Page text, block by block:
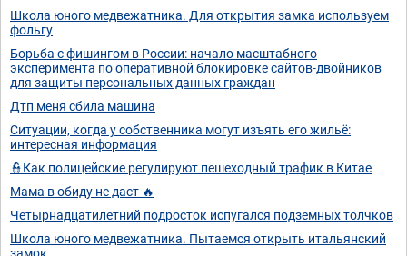
Школа юного медвежатника. Для открытия замка используем
фольгу
Борьба с фишингом в России: начало масштабного
эксперимента по оперативной блокировке сайтов-двойников
для защиты персональных данных граждан
Дтп меня сбила машина
Ситуации, когда у собственника могут изъять его жильё:
интересная информация
👮Как полицейские регулируют пешеходный трафик в Китае
Мама в обиду не даст 🔥
Четырнадцатилетний подросток испугался подземных толчков
Школа юного медвежатника. Пытаемся открыть итальянский
замок